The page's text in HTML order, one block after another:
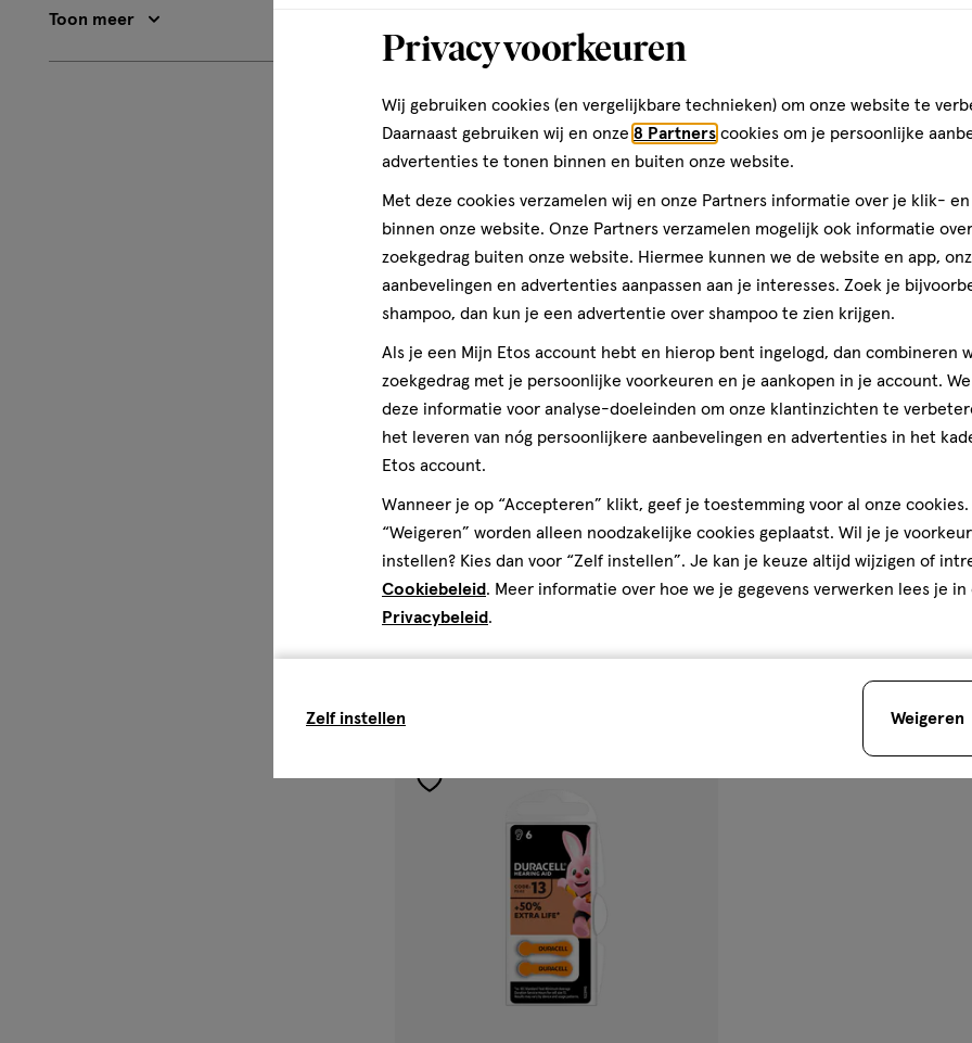
3
2
Toon meer
Toevoegenverhoog aantal met één Er
toevoegen
verlanglijst
€ 6.99
6.99
6 stuks
Duracell Hearing Aid Duralock Batterij 312
1 Toevoegenverhoog aantal met één,Bijna uitverkocht!Er
toevoegen
verlanglijst
Duracell Specialty Batterij
1 Toevoegen
toevoegen
retour binnen 30
Privacy voorkeuren
Wij gebruiken cookies (en vergelijkbare technieken) om onze website te
Daarnaast gebruiken wij en onze 8 Partners cookies om je persoonlijke
advertenties te tonen binnen en buiten onze website.
Met deze cookies verzamelen wij en onze Partners informatie over je klik-
binnen onze website. Onze Partners verzamelen mogelijk ook informatie
zoekgedrag buiten onze website. Hiermee kunnen we de website en app,
aanbevelingen en advertenties aanpassen aan je interesses. Zoek je
shampoo, dan kun je een advertentie over shampoo te zien krijgen.
Als je een Mijn Etos account hebt en hierop bent ingelogd, dan combineren
zoekgedrag met je persoonlijke voorkeuren en je aankopen in je account.
deze informatie voor analyse-doeleinden om onze klantinzichten te
het leveren van nóg persoonlijkere aanbevelingen en advertenties in het
Etos account.
Wanneer je op “Accepteren” klikt, geef je toestemming voor al onze cookies.
“Weigeren” worden alleen noodzakelijke cookies geplaatst. Wil je je
instellen? Kies dan voor “Zelf instellen”. Je kan je keuze altijd wijzigen of
Cookiebeleid. Meer informatie over hoe we je gegevens verwerken lees je in
Privacybeleid.
Zelf instellen Weigeren